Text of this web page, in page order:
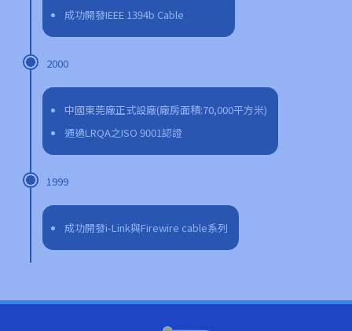
成功開發IEEE 1394b Cable
2000
中國東莞廠正式設廠(廠房面積:70,000平方米)
通過LRQA之ISO 9001認證
1999
成功開發i-Link與Firewire cable系列